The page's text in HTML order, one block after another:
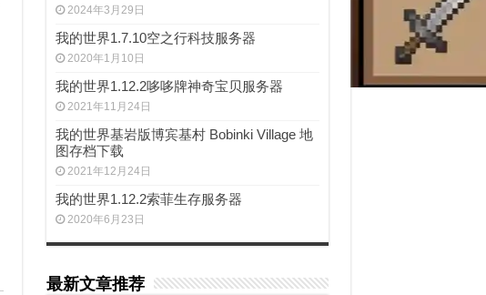
2024年3月29日
我的世界1.7.10空之行科技服务器
2020年1月10日
我的世界1.12.2哆哆牌神奇宝贝服务器
2021年11月24日
我的世界基岩版博宾基村 Bobinki Village 地
图存档下载
2021年12月24日
我的世界1.12.2索菲生存服务器
2020年6月23日
最新文章推荐